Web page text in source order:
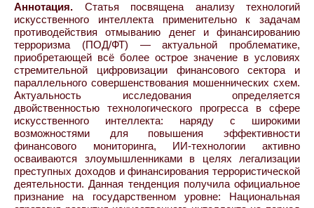
Аннотация. Статья посвящена анализу технологий
искусственного интеллекта применительно к задачам
противодействия отмыванию денег и финансированию
терроризма (ПОД/ФТ) — актуальной проблематике,
приобретающей всё более острое значение в условиях
стремительной цифровизации финансового сектора и
параллельного совершенствования мошеннических схем.
Актуальность исследования определяется
двойственностью технологического прогресса в сфере
искусственного интеллекта: наряду с широкими
возможностями для повышения эффективности
финансового мониторинга, ИИ-технологии активно
осваиваются злоумышленниками в целях легализации
преступных доходов и финансирования террористической
деятельности. Данная тенденция получила официальное
признание на государственном уровне: Национальная